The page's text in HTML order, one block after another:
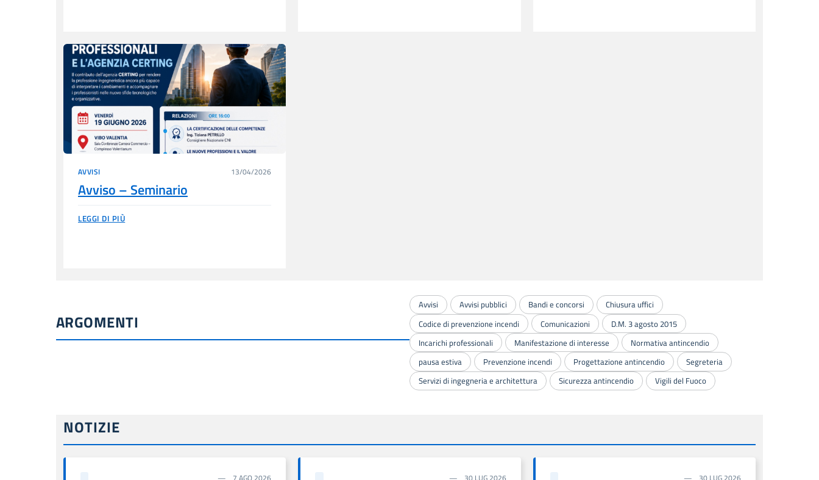
AVVISI 13/04/2026
Avviso – Seminario
LEGGI DI PIÙ
ARGOMENTI
Avvisi Avvisi pubblici Bandi e concorsi
Chiusura uffici
Codice di prevenzione incendi
Comunicazioni
D.M. 3 agosto 2015
Incarichi professionali
Manifestazione di interesse
Normativa antincendio
pausa estiva
Prevenzione incendi Progettazione antincendio
Segreteria
Servizi di ingegneria e architettura
Sicurezza antincendio Vigili del Fuoco
NOTIZIE